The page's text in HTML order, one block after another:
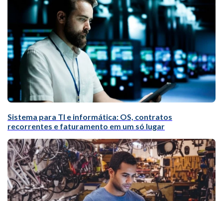
Sistema para TI e informática: OS, contratos
recorrentes e faturamento em um só lugar